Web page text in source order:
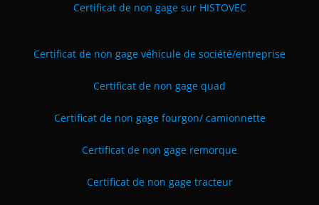
Certificat de non gage sur HISTOVEC
Certificat de non gage véhicule de société/entreprise
Certificat de non gage quad
Certificat de non gage fourgon/ camionnette
Certificat de non gage remorque
Certificat de non gage tracteur